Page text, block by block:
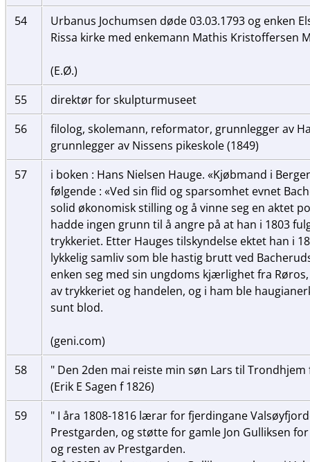
54
Urbanus Jochumsen døde 03.03.1793 og enken
Rissa kirke med enkemann Mathis Kristoffersen
(E.Ø.)
55
direktør for skulpturmuseet
56
filolog, skolemann, reformator, grunnlegger av
grunnlegger av Nissens pikeskole (1849)
57
i boken : Hans Nielsen Hauge. «Kjøbmand i
følgende : «Ved sin flid og sparsomhet evnet
solid økonomisk stilling og å vinne seg en aktet
hadde ingen grunn til å angre på at han i 1803
trykkeriet. Etter Hauges tilskyndelse ektet han i
lykkelig samliv som ble hastig brutt ved
enken seg med sin ungdoms kjærlighet fra
av trykkeriet og handelen, og i ham ble
sunt blod.
(geni.com)
58
" Den 2den mai reiste min søn Lars til
(Erik E Sagen f 1826)
59
" I åra 1808-1816 lærar for fjerdingane
Prestgarden, og støtte for gamle Jon Gulliksen
og resten av Prestgarden.